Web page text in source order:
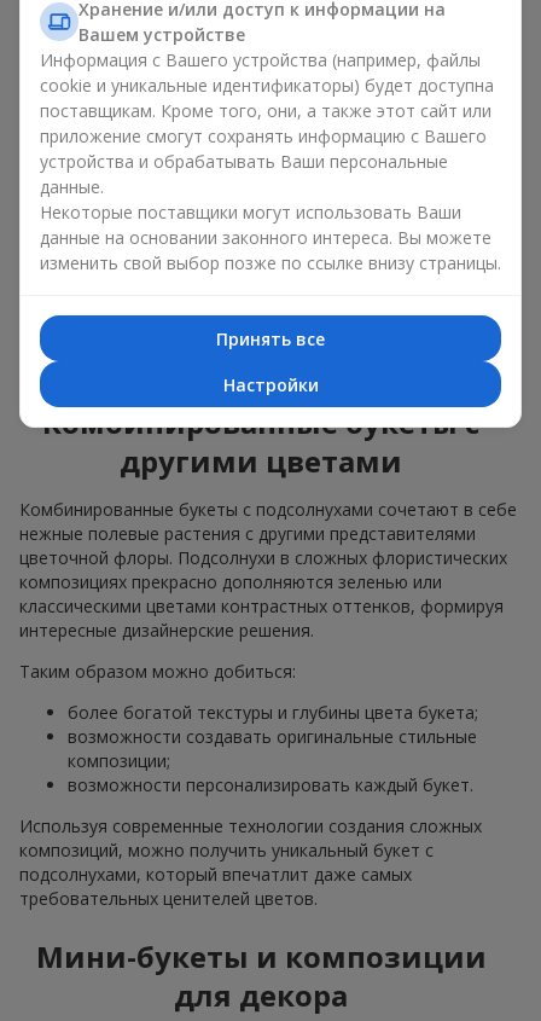
изящные сочетания с классическими розами;
яркие букеты с побегами нежной зелени.
Единственный нюанс: подсолнухи — сезонные цветы,
доступные для продажи только в период цветения.
Классический букет с
Классический букет с подсолнухами подчёркивает
природную форму и цветовую гамму яркого цветка.
композиции. Это универсальные летние композиции,
которые подходят как для торжественных событий, так и
просто как приятный подарок на каждый день.
Комбинированные букеты с
другими цветами
Комбинированные букеты с подсолнухами сочетают в себе
нежные полевые растения с другими представителями
цветочной флоры. Подсолнухи в сложных флористических
композициях прекрасно дополняются зеленью или
классическими цветами контрастных оттенков, формируя
интересные дизайнерские решения.
Таким образом можно добиться:
более богатой текстуры и глубины цвета букета;
возможности создавать оригинальные стильные
композиции;
возможности персонализировать каждый букет.
Используя современные технологии создания сложных
композиций, можно получить уникальный букет с
подсолнухами, который впечатлит даже самых
требовательных ценителей цветов.
Мини-букеты и композиции
для декора
Хранение и/или доступ к информации на
Вашем устройстве
Информация с Вашего устройства (например, файлы
cookie и уникальные идентификаторы) будет доступна
поставщикам. Кроме того, они, а также этот сайт или
приложение смогут сохранять информацию с Вашего
устройства и обрабатывать Ваши персональные
данные.
Некоторые поставщики могут использовать Ваши
данные на основании законного интереса. Вы можете
изменить свой выбор позже по ссылке внизу страницы.
Принять все
Настройки